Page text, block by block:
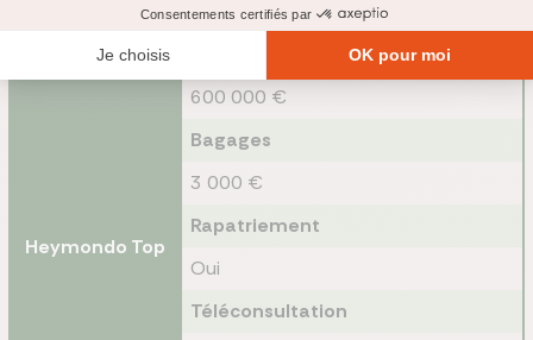
Heymondo Top
Couverture médicale
600 000 €
Bagages
3 000 €
Rapatriement
Oui
Téléconsultation